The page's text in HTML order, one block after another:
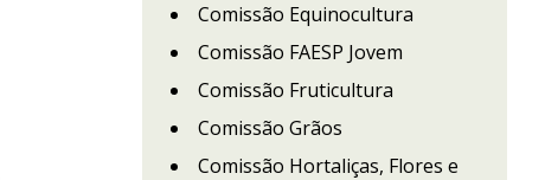
Comissão Equinocultura
Comissão FAESP Jovem
Comissão Fruticultura
Comissão Grãos
Comissão Hortaliças, Flores e